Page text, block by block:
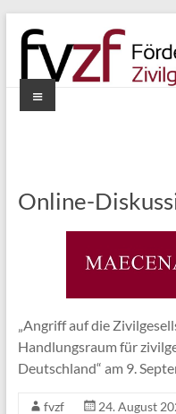
Inhalt
springen
Menü
Online-
„Angriff auf die
Handlungsraum für
Deutschland“ am 9.
fvzf
24. August